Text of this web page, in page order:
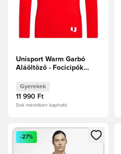
Unisport Warm Garbó
Aláöltöző - Focicipők
Gyerekek
11 990 Ft
Sok méretben kapható
Megnyit egy modált a
-27%